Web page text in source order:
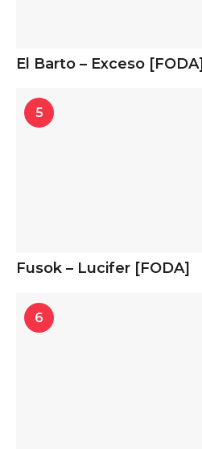
El Barto – Exceso [FODA]
5
Fusok – Lucifer [FODA]
6